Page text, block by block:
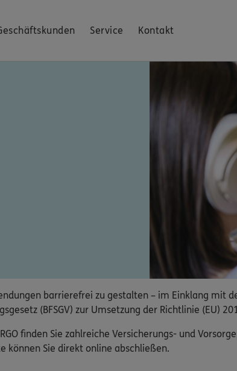
Service Kontakt
barrierefrei zu gestalten – im Einklang mit
(BFSGV) zur Umsetzung der Richtlinie (EU)
finden Sie zahlreiche Versicherungs- und
können Sie direkt online abschließen.